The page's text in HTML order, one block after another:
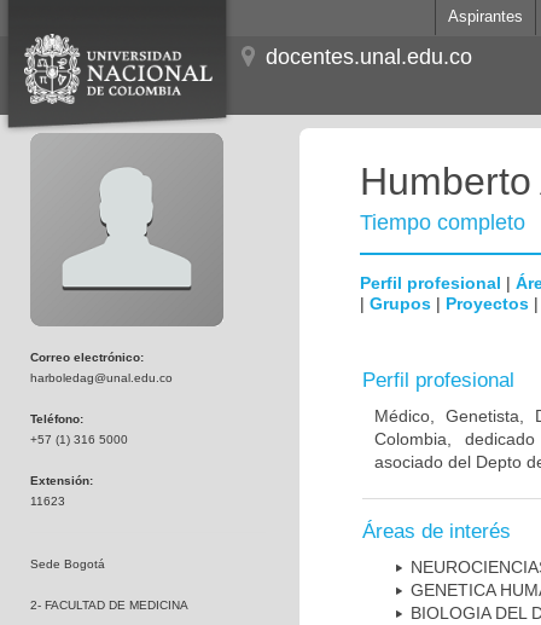
Aspirantes
docentes.unal.edu.co
Correo electrónico:
harboledag@unal.edu.co
Teléfono:
+57 (1) 316 5000
Extensión:
11623
Sede Bogotá
2- FACULTAD DE MEDICINA
Tiempo completo
Perfil profesional |
| Grupos | Proyectos
Perfil profesional
Médico, Genetista,
Colombia,
asociado del Depto
Áreas de interés
GENETICA
BIOLOGIA DEL